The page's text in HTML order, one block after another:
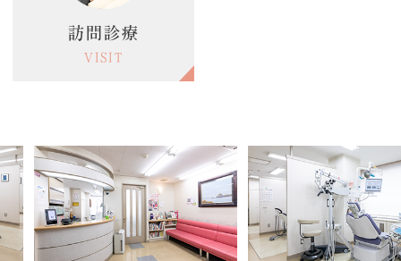
訪問診療
VISIT